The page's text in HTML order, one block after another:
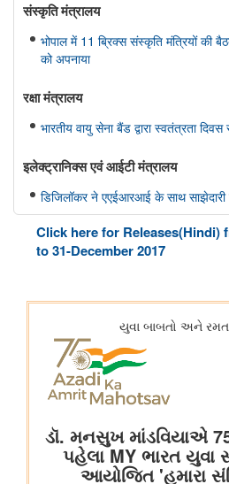
संस्‍कृति मंत्रालय
भोपाल में 11 ब्रिक्स संस्कृति मंत्रियों की
को अपनाया
रक्षा मंत्रालय
भारतीय वायु सेना बैंड द्वारा स्वतंत्रता
इलेक्ट्रानिक्स एवं आईटी मंत्रालय
डिजिलॉकर ने एएईआरआई के साथ
भारतीय छात्रों के लिए दस्तावेज़ सत्यापन
विधि एवं न्‍याय मंत्रालय
पेट्रोलियम एवं प्राकृतिक गैस मंत्रालय
तेल विपणन कंपनियों (ओएमसी) ने ई20
मौजूदगी की जांच की: 500 पीपीएम
की पुष्टि नहीं हुई
विज्ञान एवं प्रौद्योगिकी मंत्रालय
सीएसआईआर एकीकृत कौशल पहल के
के लिए मॉनिटरिंग समिति की समन्वयकों
Click here for Releases(Hindi)
to 31-December 2017